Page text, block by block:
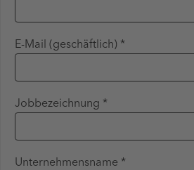
E-Mail (geschäftlich) *
Jobbezeichnung *
Unternehmensname *